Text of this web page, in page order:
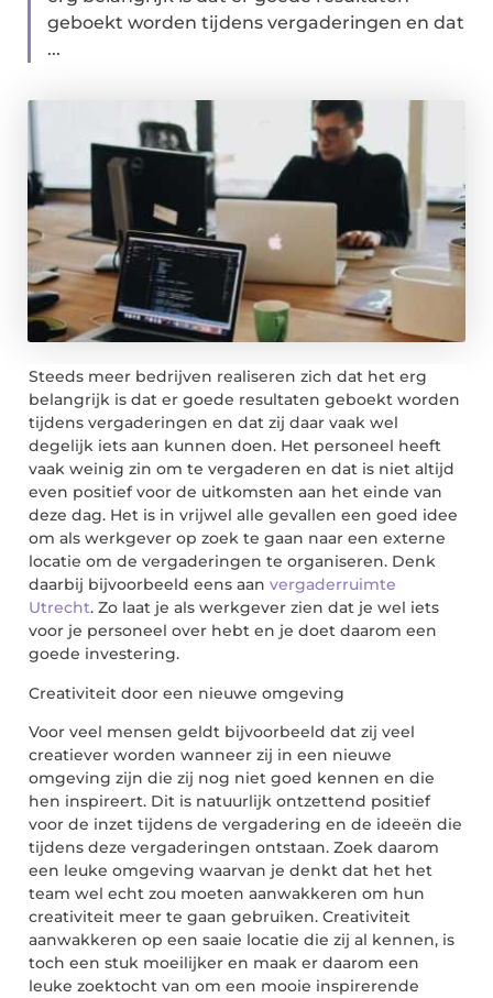
geboekt worden tijdens vergaderingen en dat
...
Steeds meer bedrijven realiseren zich dat het erg
belangrijk is dat er goede resultaten geboekt worden
tijdens vergaderingen en dat zij daar vaak wel
degelijk iets aan kunnen doen. Het personeel heeft
vaak weinig zin om te vergaderen en dat is niet altijd
even positief voor de uitkomsten aan het einde van
deze dag. Het is in vrijwel alle gevallen een goed idee
om als werkgever op zoek te gaan naar een externe
locatie om de vergaderingen te organiseren. Denk
daarbij bijvoorbeeld eens aan vergaderruimte
Utrecht. Zo laat je als werkgever zien dat je wel iets
voor je personeel over hebt en je doet daarom een
goede investering.
Creativiteit door een nieuwe omgeving
Voor veel mensen geldt bijvoorbeeld dat zij veel
creatiever worden wanneer zij in een nieuwe
omgeving zijn die zij nog niet goed kennen en die
hen inspireert. Dit is natuurlijk ontzettend positief
voor de inzet tijdens de vergadering en de ideeën die
tijdens deze vergaderingen ontstaan. Zoek daarom
een leuke omgeving waarvan je denkt dat het het
team wel echt zou moeten aanwakkeren om hun
creativiteit meer te gaan gebruiken. Creativiteit
aanwakkeren op een saaie locatie die zij al kennen, is
toch een stuk moeilijker en maak er daarom een
leuke zoektocht van om een mooie inspirerende